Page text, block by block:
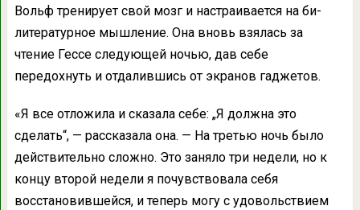
Вольф тренирует свой мозг и настраивается на би-
литературное мышление. Она вновь взялась за
чтение Гессе следующей ночью, дав себе
передохнуть и отдалившись от экранов гаджетов.
«Я все отложила и сказала себе: „Я должна это
сделать“, — рассказала она. — На третью ночь было
действительно сложно. Это заняло три недели, но к
концу второй недели я почувствовала себя
восстановившейся, и теперь могу с удовольствием